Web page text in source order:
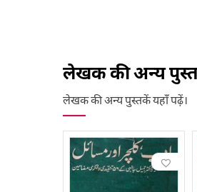
जमील जालिबी (वास्तविक
पीएच.डी. (1971) तथा डी.लिट्
व्यावसायिक जीवन की शुरुआत
विश्वविद्यालय के कुलपति के पद पर
जमील जालिबी की शैक्षिक और
काल से लेकर अठारहवीं शताब्दी
कल्चर का मसला" जैसी
शोध के क्षेत्र में उन्होंने दकनी
लेखक की अन्य
लेखक की अन्य पुस्तकें यहाँ पढ़ें।